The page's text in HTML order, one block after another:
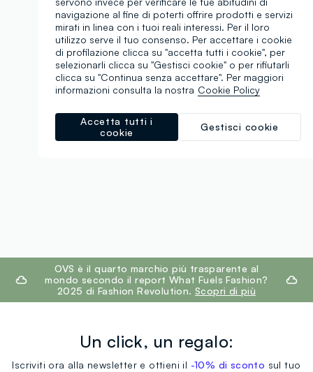
footer.ariatitleOVS è il quarto marchio più trasparente al
mondo secondo il report What Fuels Fashion?
2025 di Fashion Revolution. Scopri di più
Un click, un regalo:
Iscriviti ora alla newsletter e ottieni il -10% di sconto sul tuo
navigazione al fine di poterti offrire prodotti e servizi
mirati in linea con i tuoi reali interessi. Per il loro
utilizzo serve il tuo consenso. Per accettare i cookie
di profilazione clicca su "accetta tutti i cookie", per
selezionarli clicca su "Gestisci cookie" o per rifiutarli
clicca su "Continua senza accettare". Per maggiori
informazioni consulta la nostra Cookie Policy
Gestisci cookie
Accetta tutti i
cookie